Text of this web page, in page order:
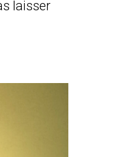
laisser